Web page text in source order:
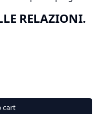
RELAZIONI.
cart